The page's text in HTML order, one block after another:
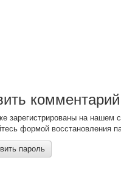
комментарий
зарегистрированы на нашем
формой восстановления
пароль